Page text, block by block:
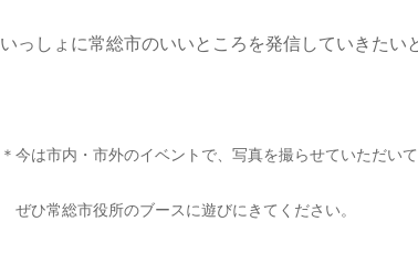
いっしょに常総市のいいところを発信していきたい
＊今は市内・市外のイベントで、写真を撮らせていただい
ぜひ常総市役所のブースに遊びにきてください。